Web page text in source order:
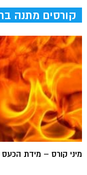
קורסים מתנה
מיני קורס – מידת